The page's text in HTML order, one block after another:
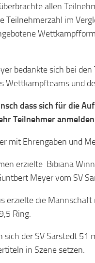
allen
Teilnehmerzahl im
bedankte sich bei
Wettkampfteams und
dass sich für die
Teilnehmer
mit Ehrengaben und
erzielte Bibiana
Meyer vom SV
erzielte die Mannschaft
Ring.
der SV Sarstedt 51
in Szene setzen.